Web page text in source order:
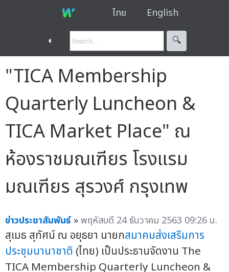
ไทย English
◐ 🔍︎
"TICA Membership
Quarterly Luncheon &
TICA Market Place" ณ
ห้องราชมณเฑียร โรงแรม
มณเฑียร สุรวงศ์ กรุงเทพ
ข่าวประชาสัมพันธ์ »พฤหัสบดี 24 ธันวาคม 2563 09:26 น.
สุเมธ สุทัศน์ ณ อยุธยา นายกสมาคมส่งเสริมการ
ประชุมนานาชาติ (ไทย) เป็นประธานจัดงาน The
TICA Membership Quarterly Luncheon &